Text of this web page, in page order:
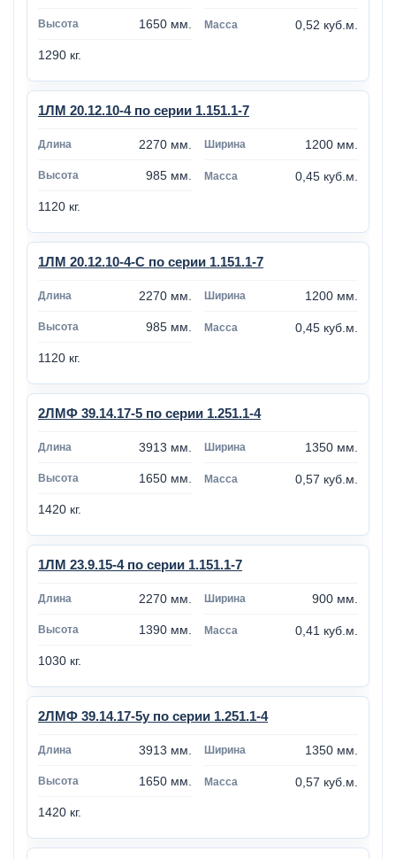
1650 мм. 0,52 куб.м.
1290 кг.
1ЛМ 20.12.10-4 по серии 1.151.1-7
2270 мм. 1200 мм.
985 мм. 0,45 куб.м.
1120 кг.
1ЛМ 20.12.10-4-С по серии 1.151.1-7
2270 мм. 1200 мм.
985 мм. 0,45 куб.м.
1120 кг.
2ЛМФ 39.14.17-5 по серии 1.251.1-4
3913 мм. 1350 мм.
1650 мм. 0,57 куб.м.
1420 кг.
1ЛМ 23.9.15-4 по серии 1.151.1-7
2270 мм. 900 мм.
1390 мм. 0,41 куб.м.
1030 кг.
2ЛМФ 39.14.17-5у по серии 1.251.1-4
3913 мм. 1350 мм.
1650 мм. 0,57 куб.м.
1420 кг.